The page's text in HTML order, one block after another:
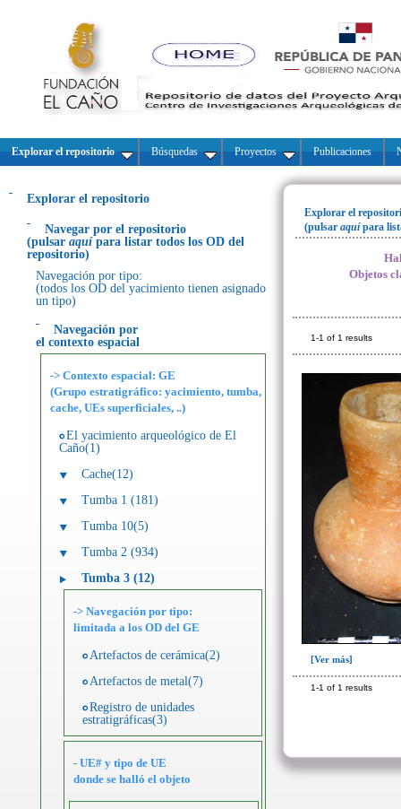
Explorar el repositorio Búsquedas Proyectos Publicaciones
Explorar el repositorio
Navegar por el repositorio
(pulsar aquí para listar todos los OD del
repositorio)
Navegación por tipo:
(todos los OD del yacimiento tienen asignado
un tipo)
Navegación por
el contexto espacial
-> Contexto espacial: GE
(Grupo estratigráfico: yacimiento, tumba,
cache, UEs superficiales, ..)
El yacimiento arqueológico de El
Caño(1)
Cache(12)
Tumba 1 (181)
Tumba 10(5)
Tumba 2 (934)
Tumba 3 (12)
-> Navegación por tipo:
limitada a los OD del GE
Artefactos de cerámica(2)
Artefactos de metal(7)
Registro de unidades
estratigráficas(3)
- UE# y tipo de UE
donde se halló el objeto
Explorar el
(pulsar aquípara
Objetos
1-1 of 1 results
[Ver más]
1-1 of 1 results